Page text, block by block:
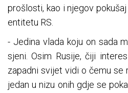
prošlosti, kao i njegov
entitetu RS.
- Jedina vlada koju on sada
sjeni. Osim Rusije, čiji
zapadni svijet vidi o čemu se
jedan u nizu onih gdje se